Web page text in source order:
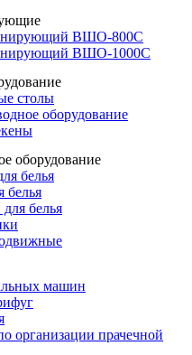
ВШО-800С
ВШО-1000С
столы
оборудование
оборудование
белья
белья
белья
машин
организации прачечной